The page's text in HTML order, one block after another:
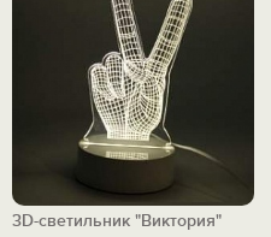
3D-светильник "Виктория"